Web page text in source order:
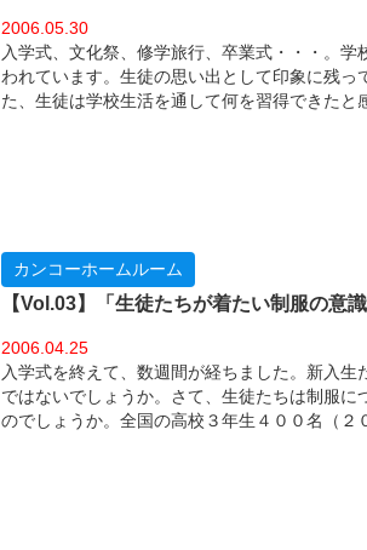
2006.05.30
入学式、文化祭、修学旅行、卒業式・・・。
われています。生徒の思い出として印象に残っ
た、生徒は学校生活を通して何を習得できた
【Vol.03】「生徒たちが着たい制服の意識
2006.04.25
カンコーホームルーム
入学式を終えて、数週間が経ちました。新入
ではないでしょうか。さて、生徒たちは制服に
のでしょうか。全国の高校３年生４００名（